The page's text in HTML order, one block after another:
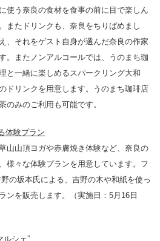
使う奈良の食材を食事の前に目で楽しん
またドリンクも、奈良をちりばめまし
、それをゲスト自身が選んだ奈良の作家
。またノンアルコールでは、うのまち珈
と一緒に楽しめるスパークリング大和
ドリンクを用意します。うのまち珈琲店
のみのご利用も可能です。
体験プラン
山山頂ヨガや赤膚焼き体験など、奈良の
様々な体験プランを用意しています。フ
の坂本氏による、吉野の木や和紙を使っ
ンを販売します。（実施日：5月16日
ルシェ”